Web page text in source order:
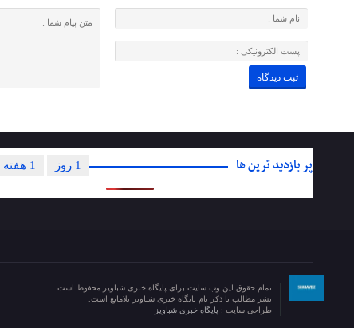
پر بازدید ترین ها 1 هفته 1 روز
تمام حقوق این وب سایت برای پایگاه خبری شباویز محفوظ است.
نشر مطالب با ذکر نام پایگاه خبری شباویز بلامانع است.
طراحی سایت : پایگاه خبری شباویز